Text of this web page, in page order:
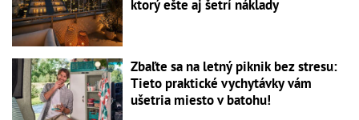
ktorý ešte aj šetrí náklady
Zbaľte sa na letný piknik bez stresu:
Tieto praktické vychytávky vám
ušetria miesto v batohu!